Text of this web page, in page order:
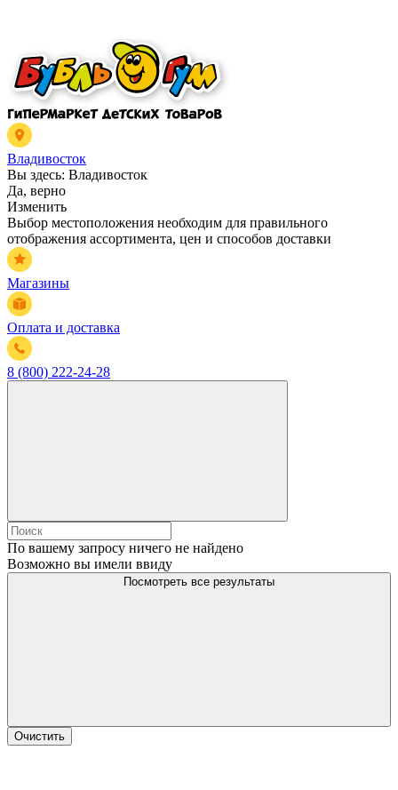
Владивосток
Вы здесь: Владивосток
Да, верно
Изменить
Выбор местоположения необходим для правильного
отображения ассортимента, цен и способов доставки
Магазины
Оплата и доставка
8 (800) 222-24-28
По вашему запросу ничего не найдено
Возможно вы имели ввиду
Посмотреть все результаты
Очистить